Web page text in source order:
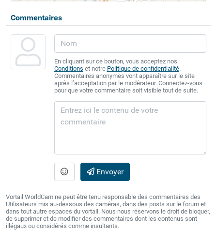
Commentaires
En cliquant sur ce bouton, vous acceptez nos
Conditions et notre Politique de confidentialité.
Commentaires anonymes vont apparaître sur le site
après l’acceptation par le modérateur. Connectez-vous
pour que votre commentaire soit visible tout de suite.
Envoyer
Vortail WorldCam ne peut être tenu responsable des commentaires des
Utilisateurs mis au-dessous des caméras, dans des posts sur le forum et
dans tout autre espaces du vortail. Nous nous réservons le droit de bloquer,
de supprimer et de modifier des commentaires dont les contenus sont
illégaux ou considérés comme insultants.